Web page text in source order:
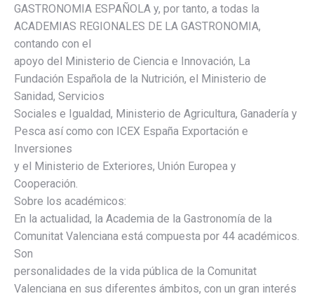
GASTRONOMIA ESPAÑOLA y, por tanto, a todas la
ACADEMIAS REGIONALES DE LA GASTRONOMIA,
contando con el
apoyo del Ministerio de Ciencia e Innovación, La
Fundación Española de la Nutrición, el Ministerio de
Sanidad, Servicios
Sociales e Igualdad, Ministerio de Agricultura, Ganadería y
Pesca así como con ICEX España Exportación e
Inversiones
y el Ministerio de Exteriores, Unión Europea y
Cooperación.
Sobre los académicos:
En la actualidad, la Academia de la Gastronomía de la
Comunitat Valenciana está compuesta por 44 académicos.
Son
personalidades de la vida pública de la Comunitat
Valenciana en sus diferentes ámbitos, con un gran interés